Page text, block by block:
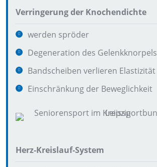
Verringerung der Knochendichte
werden spröder
Degeneration des Gelenkknorpels
Bandscheiben verlieren Elastizität
Einschränkung der Beweglichkeit
Herz-Kreislauf-System